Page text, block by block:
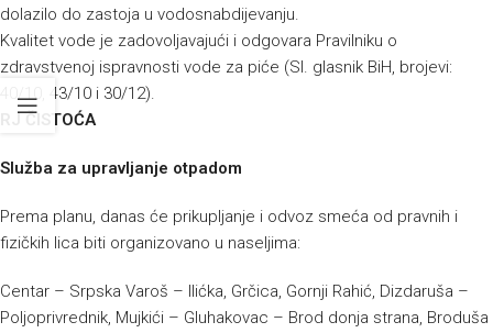
dolazilo do zastoja u vodosnabdijevanju.
Kvalitet vode je zadovoljavajući i odgovara Pravilniku o
zdravstvenoj ispravnosti vode za piće (Sl. glasnik BiH, brojevi:
40/10, 43/10 i 30/12).
RJ ČISTOĆA
Služba za upravljanje otpadom
Prema planu, danas će prikupljanje i odvoz smeća od pravnih i
fizičkih lica biti organizovano u naseljima:
Centar – Srpska Varoš – Ilićka, Grčica, Gornji Rahić, Dizdaruša –
Poljoprivrednik, Mujkići – Gluhakovac – Brod donja strana, Broduša